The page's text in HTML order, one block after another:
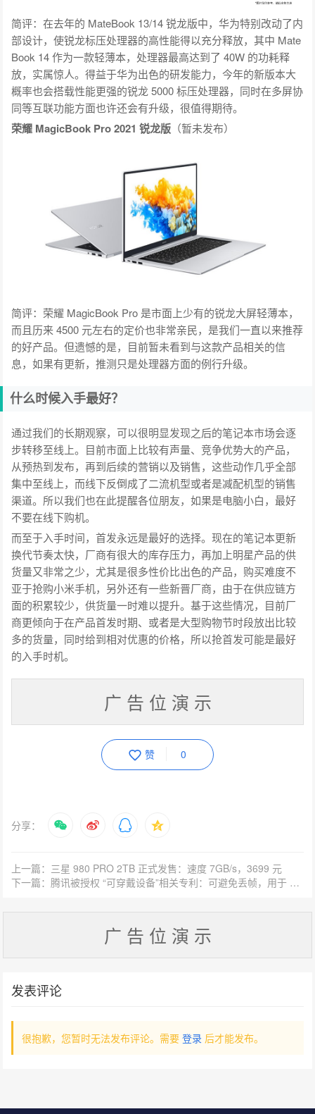
简评：在去年的 MateBook 13/14 锐龙版中，华为特别改动了内
部设计，使锐龙标压处理器的高性能得以充分释放，其中 Mate
Book 14 作为一款轻薄本，处理器最高达到了 40W 的功耗释
放，实属惊人。得益于华为出色的研发能力，今年的新版本大
概率也会搭载性能更强的锐龙 5000 标压处理器，同时在多屏协
同等互联功能方面也许还会有升级，很值得期待。
荣耀 MagicBook Pro 2021 锐龙版 （暂未发布）
简评：荣耀 MagicBook Pro 是市面上少有的锐龙大屏轻薄本，
而且历来 4500 元左右的定价也非常亲民，是我们一直以来推荐
的好产品。但遗憾的是，目前暂未看到与这款产品相关的信
息，如果有更新，推测只是处理器方面的例行升级。
什么时候入手最好？
通过我们的长期观察，可以很明显发现之后的笔记本市场会逐
步转移至线上。目前市面上比较有声量、竞争优势大的产品，
从预热到发布，再到后续的营销以及销售，这些动作几乎全部
集中至线上，而线下反倒成了二流机型或者是减配机型的销售
渠道。所以我们也在此提醒各位朋友，如果是电脑小白，最好
不要在线下购机。
而至于入手时间，首发永远是最好的选择。现在的笔记本更新
换代节奏太快，厂商有很大的库存压力，再加上明星产品的供
货量又非常之少，尤其是很多性价比出色的产品，购买难度不
亚于抢购小米手机，另外还有一些新晋厂商，由于在供应链方
面的积累较少，供货量一时难以提升。基于这些情况，目前厂
商更倾向于在产品首发时期、或者是大型购物节时段放出比较
多的货量，同时给到相对优惠的价格，所以抢首发可能是最好
的入手时机。
广 告 位 演 示
赞 0
分享：
上一篇：三星 980 PRO 2TB 正式发售：速度 7GB/s，3699 元
下一篇：腾讯被授权 “可穿戴设备”相关专利：可避免丢帧，用于 AR/VR 设备
广 告 位 演 示
发表评论
很抱歉，您暂时无法发布评论。需要登录 后才能发布。